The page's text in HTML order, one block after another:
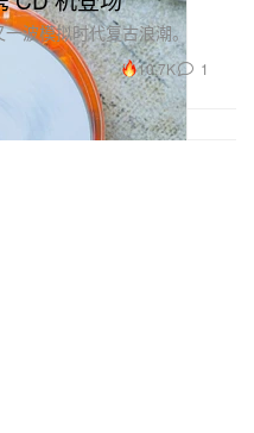
波模拟时代复古浪潮。
10.7K 1